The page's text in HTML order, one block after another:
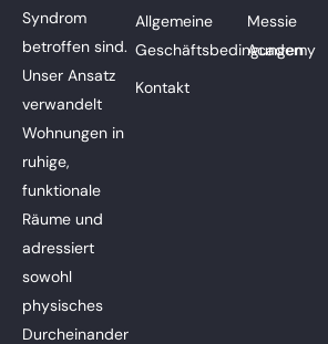
Syndrom
betroffen sind.
Unser Ansatz
verwandelt
Wohnungen in
ruhige,
funktionale
Räume und
adressiert
sowohl
physisches
Durcheinander
Allgemeine
Geschäftsbedingungen
Kontakt
Messie
Academy